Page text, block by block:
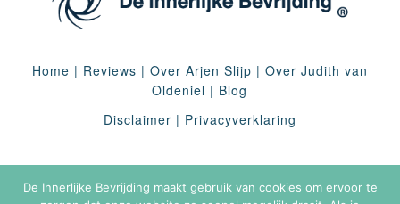
Home | Reviews | Over Arjen Slijp | Over Judith van
Oldeniel | Blog
Disclaimer | Privacyverklaring
De Innerlijke Bevrijding maakt gebruik van cookies om ervoor te